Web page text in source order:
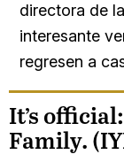
directora de
interesante
regresen a
It’s
Family.